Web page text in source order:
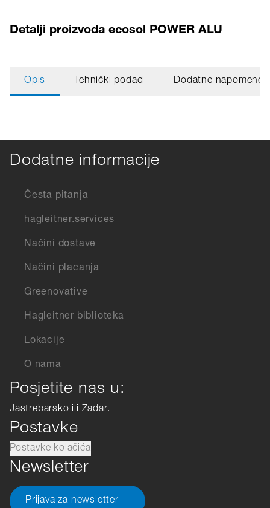
Detalji proizvoda ecosol POWER ALU
Opis Tehnički podaci Dodatne napomene
Dodatne informacije
Česta pitanja
hagleitner.services
Načini dostave
Načini placanja
Greenovative
Hagleitner biblioteka
Lokacije
O nama
Posjetite nas u:
Jastrebarsko ili Zadar.
Postavke
Postavke kolačića
Newsletter
Prijava za newsletter